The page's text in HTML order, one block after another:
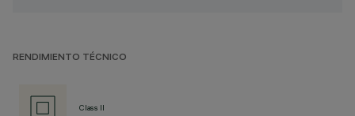
RENDIMIENTO TÉCNICO
Class II